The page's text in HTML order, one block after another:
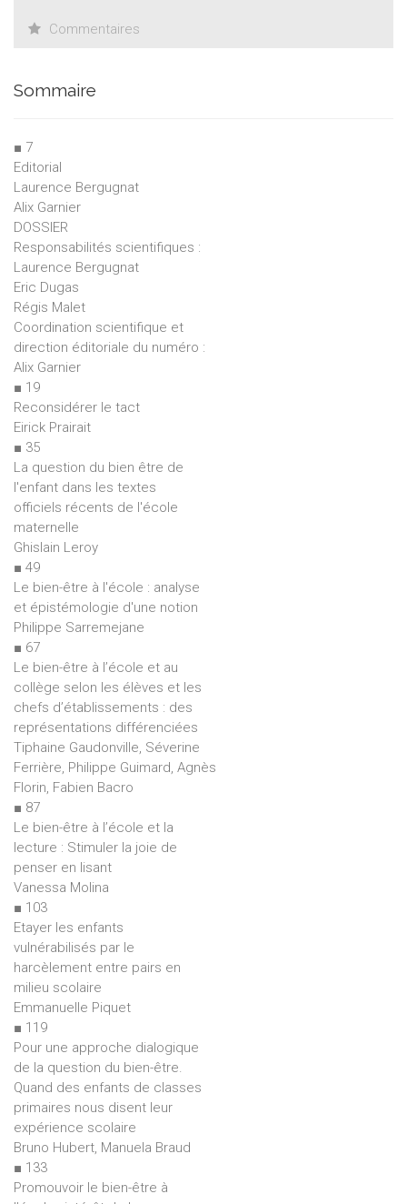
Commentaires
Sommaire
■ 7
Editorial
Laurence Bergugnat
Alix Garnier
DOSSIER
Responsabilités scientifiques :
Laurence Bergugnat
Eric Dugas
Régis Malet
Coordination scientifique et
direction éditoriale du numéro :
Alix Garnier
■ 19
Reconsidérer le tact
Eirick Prairait
■ 35
La question du bien être de
l'enfant dans les textes
officiels récents de l'école
maternelle
Ghislain Leroy
■ 49
Le bien-être à l'école : analyse
et épistémologie d'une notion
Philippe Sarremejane
■ 67
Le bien-être à l’école et au
collège selon les élèves et les
chefs d’établissements : des
représentations différenciées
Tiphaine Gaudonville, Séverine
Ferrière, Philippe Guimard, Agnès
Florin, Fabien Bacro
■ 87
Le bien-être à l’école et la
lecture : Stimuler la joie de
penser en lisant
Vanessa Molina
■ 103
Etayer les enfants
vulnérabilisés par le
harcèlement entre pairs en
milieu scolaire
Emmanuelle Piquet
■ 119
Pour une approche dialogique
de la question du bien-être.
Quand des enfants de classes
primaires nous disent leur
expérience scolaire
Bruno Hubert, Manuela Braud
■ 133
Promouvoir le bien-être à